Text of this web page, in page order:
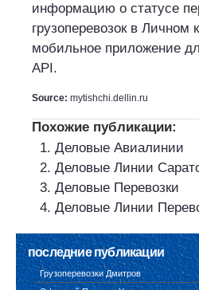
информацию о статусе
грузоперевозок в Личном
мобильное приложение
API.
Source: mytishchi.dellin.ru
Похожие публикации:
Деловые Авиалинии
Деловые Линии
Деловые Перевозки
Деловые Линии
последние публикации
Грузоперевозки Дмитров